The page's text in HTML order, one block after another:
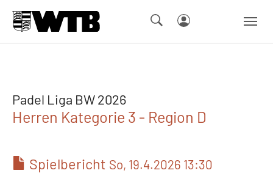
Padel Liga BW 2026
Herren Kategorie 3 - Region D
Spielbericht So, 19.4.2026 13:30